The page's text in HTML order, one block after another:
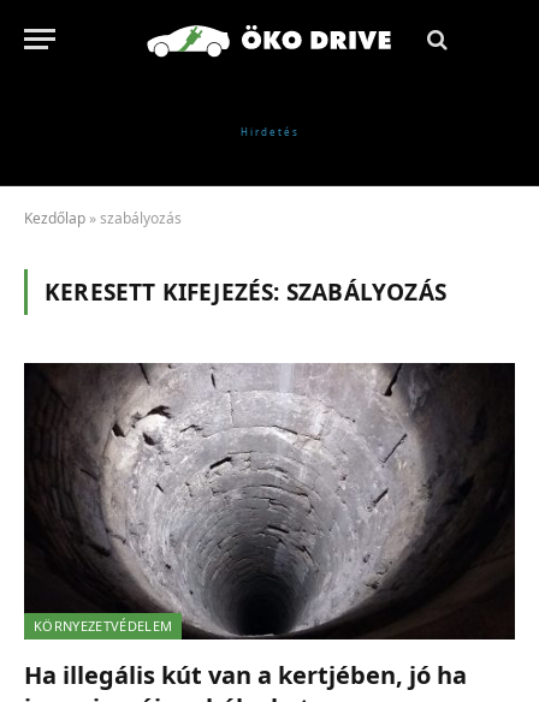
Kezdőlap »szabályozás
KERESETT KIFEJEZÉS: SZABÁLYOZÁS
KÖRNYEZETVÉDELEM
Ha illegális kút van a kertjében, jó ha